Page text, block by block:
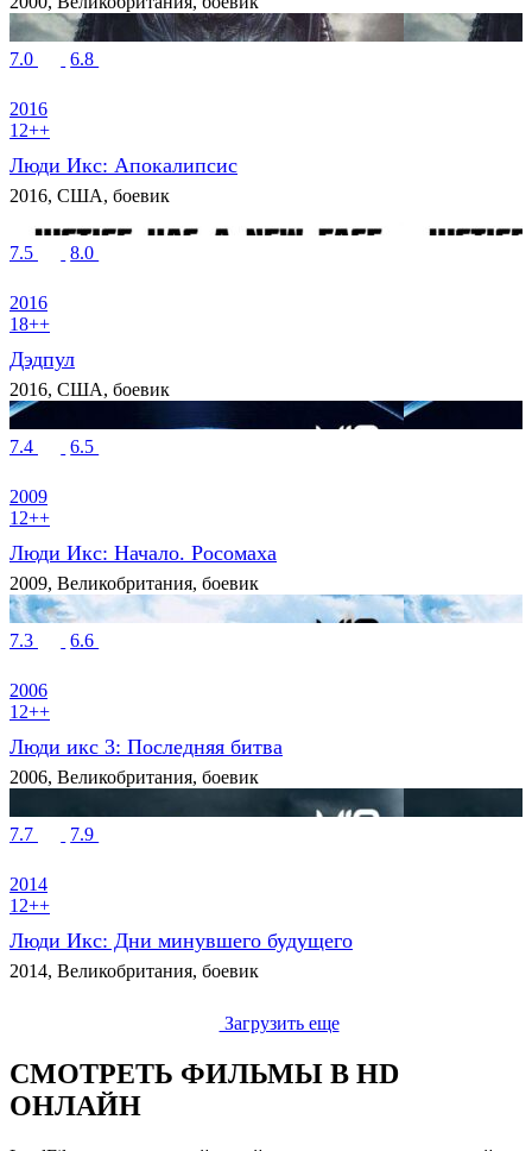
7.0 6.8
2016
12++
Люди Икс: Апокалипсис
2016, США, боевик
7.5 8.0
2016
18++
Дэдпул
2016, США, боевик
7.4 6.5
2009
12++
Люди Икс: Начало. Росомаха
2009, Великобритания, боевик
7.3 6.6
2006
12++
Люди икс 3: Последняя битва
2006, Великобритания, боевик
7.7 7.9
2014
12++
Люди Икс: Дни минувшего будущего
2014, Великобритания, боевик
Загрузить еще
СМОТРЕТЬ ФИЛЬМЫ В HD
ОНЛАЙН